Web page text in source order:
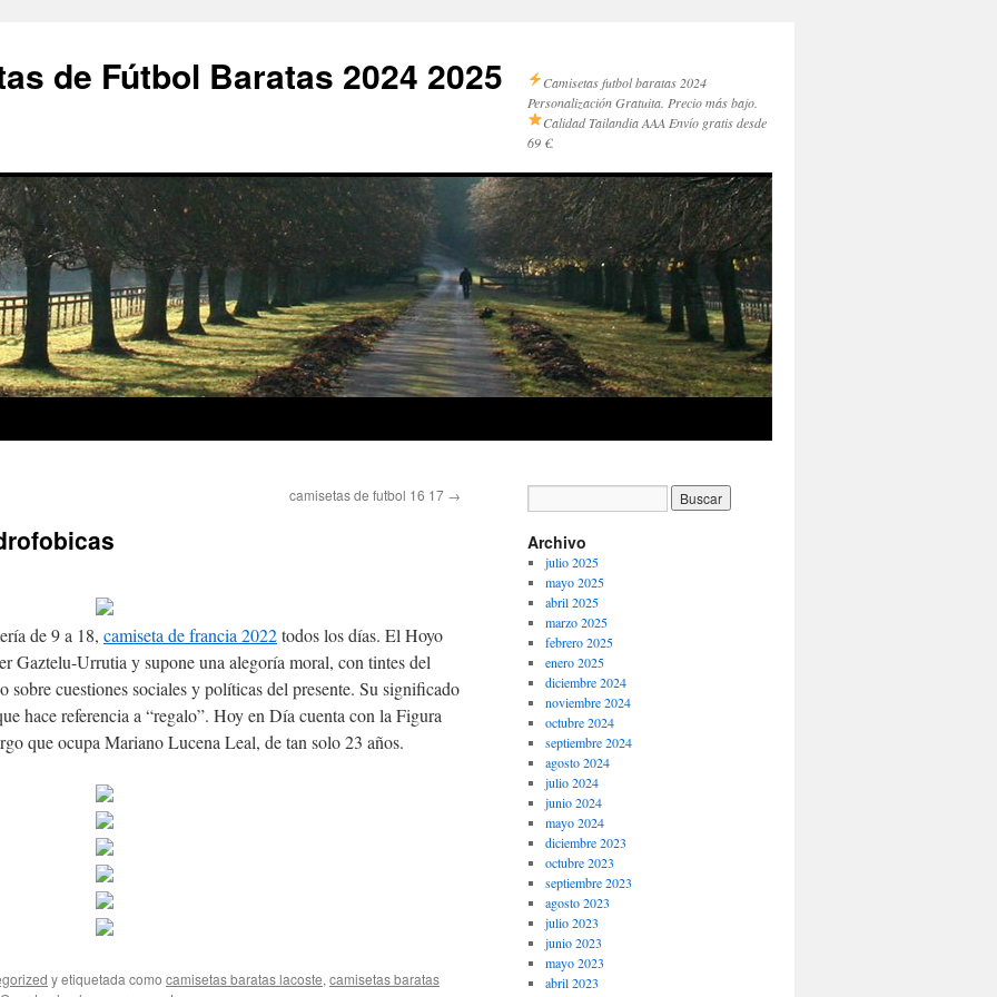
de Fútbol Baratas 2024 2025
Camisetas futbol baratas 2024
Personalización Gratuita. Precio más bajo.
Calidad Tailandia AAA Envío gratis desde
69 €.
camisetas de futbol 16 17 →
de 9 a 18, camiseta de francia 2022todos los días. El Hoyo
Gaztelu-Urrutia y supone una alegoría moral, con tintes del
sobre cuestiones sociales y políticas del presente. Su significado
hace referencia a “regalo”. Hoy en Día cuenta con la Figura
que ocupa Mariano Lucena Leal, de tan solo 23 años.
y etiquetada como camisetas baratas lacoste, camisetas baratas
Archivo
julio 2025
mayo 2025
abril 2025
marzo 2025
febrero 2025
enero 2025
diciembre 2024
noviembre 2024
octubre 2024
septiembre 2024
agosto 2024
julio 2024
junio 2024
mayo 2024
diciembre 2023
octubre 2023
septiembre 2023
agosto 2023
julio 2023
junio 2023
mayo 2023
abril 2023